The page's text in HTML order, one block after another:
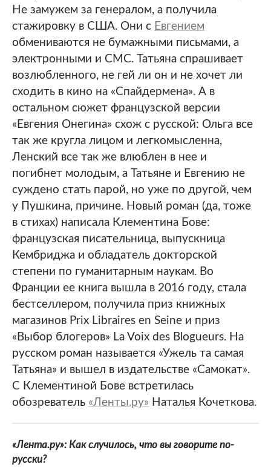
Не замужем за генералом, а получила
стажировку в США. Они с Евгением
обмениваются не бумажными письмами, а
электронными и СМС. Татьяна спрашивает
возлюбленного, не гей ли он и не хочет ли
сходить в кино на «Спайдермена». А в
остальном сюжет французской версии
«Евгения Онегина» схож с русской: Ольга все
так же кругла лицом и легкомысленна,
Ленский все так же влюблен в нее и
погибнет молодым, а Татьяне и Евгению не
суждено стать парой, но уже по другой, чем
у Пушкина, причине. Новый роман (да, тоже
в стихах) написала Клементина Бове:
французская писательница, выпускница
Кембриджа и обладатель докторской
степени по гуманитарным наукам. Во
Франции ее книга вышла в 2016 году, стала
бестселлером, получила приз книжных
магазинов Prix Libraires en Seine и приз
«Выбор блогеров» La Voix des Blogueurs. На
русском роман называется «Ужель та самая
Татьяна» и вышел в издательстве «Самокат».
С Клементиной Бове встретилась
обозреватель «Ленты.ру» Наталья Кочеткова.
«Лента.ру»: Как случилось, что вы говорите по-
русски?